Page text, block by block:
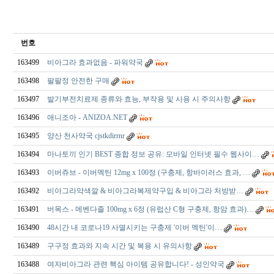
번호
163499 비아그라 효과없음 - 파워약국
163498 팔팔정 안전한 구매
163497 발기부전치료제 종류와 효능, 부작용 및 사용 시 주의사항
163496 애니조아 - ANIZOA.NET
163495 양산 천사약국 cjstkdirrnr
163494 마나토끼 인기 BEST 종합 정보 공유: 모바일 인터넷 필수 웹사이…
163493 이버쥬브 - 이버멕틴 12mg x 100정 (구충제, 항바이러스 효과, …
163492 비­아그라약색깔 & 비­아그라복제약구입 & 비­아그라 처방받…
163491 버목스 - 메벤다졸 100mg x 6정 (유럽산 C형 구충제, 항암 효과)…
163490 48시간 내 코로나19 사멸시키는 구충제 '이버 멕틴'이…
163489 구구정 효과와 지속 시간 및 복용 시 유의사항
163488 여자비아그라 관련 핵심 아이템 공유합니다! - 성인약국